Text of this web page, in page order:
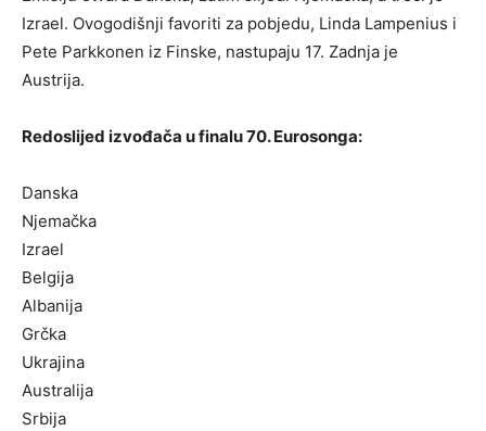
Izrael. Ovogodišnji favoriti za pobjedu, Linda Lampenius i
Pete Parkkonen iz Finske, nastupaju 17. Zadnja je
Austrija.
Redoslijed izvođača u finalu 70. Eurosonga:
Danska
Njemačka
Izrael
Belgija
Albanija
Grčka
Ukrajina
Australija
Srbija